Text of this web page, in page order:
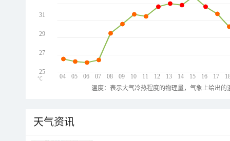
04 05 06 07 08 09 10 11 12 13 14 15 16 17
31
29
27
25
℃
温度：表示大气冷热程度的物理量，气象上给出
天气资讯